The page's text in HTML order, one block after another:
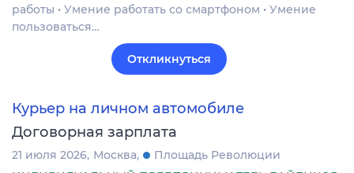
работы • Умение работать со смартфоном • Умение
пользоваться…
Откликнуться
Курьер на личном автомобиле
Договорная зарплата
21 июля 2026 Москва
Площадь Революции